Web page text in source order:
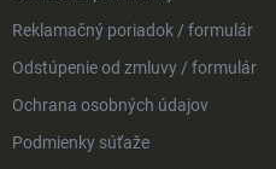
Reklamačný poriadok / formulár
Odstúpenie od zmluvy / formulár
Ochrana osobných údajov
Podmienky súťaže